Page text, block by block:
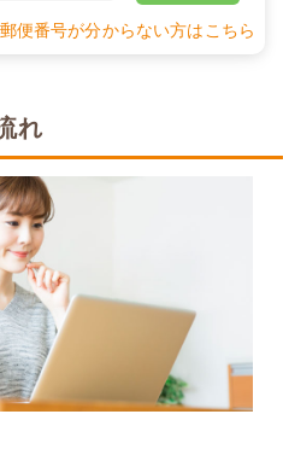
便番号が分からない方はこちら
れ